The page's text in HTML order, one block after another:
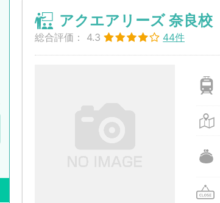
アクエアリーズ 奈良校
総合評価： 4.3 44件